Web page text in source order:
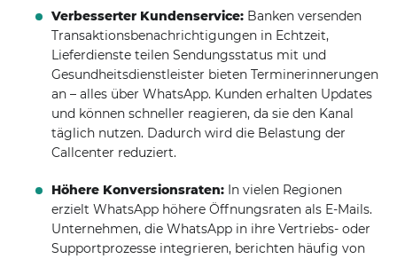
Verbesserter Kundenservice: Banken versenden
Transaktionsbenachrichtigungen in Echtzeit,
Lieferdienste teilen Sendungsstatus mit und
Gesundheitsdienstleister bieten Terminerinnerungen
an – alles über WhatsApp. Kunden erhalten Updates
und können schneller reagieren, da sie den Kanal
täglich nutzen. Dadurch wird die Belastung der
Callcenter reduziert.
Höhere Konversionsraten: In vielen Regionen
erzielt WhatsApp höhere Öffnungsraten als E-Mails.
Unternehmen, die WhatsApp in ihre Vertriebs- oder
Supportprozesse integrieren, berichten häufig von